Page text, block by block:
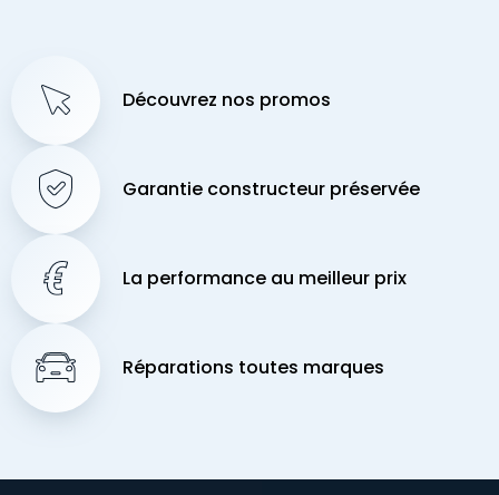
Découvrez nos promos
Garantie constructeur préservée
La performance au meilleur prix
Réparations toutes marques